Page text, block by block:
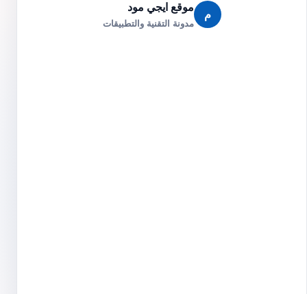
م
موقع ايجي مود
مدونة التقنية والتطبيقات